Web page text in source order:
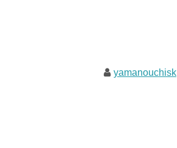
yamanouchisk